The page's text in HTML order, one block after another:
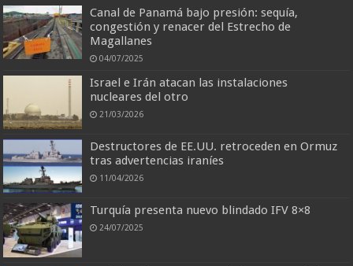
Canal de Panamá bajo presión: sequía,
congestión y renacer del Estrecho de
Magallanes
04/07/2025
Israel e Irán atacan las instalaciones
nucleares del otro
21/03/2026
Destructores de EE.UU. retroceden en Ormuz
tras advertencias iraníes
11/04/2026
Turquía presenta nuevo blindado IFV 8×8
24/07/2025